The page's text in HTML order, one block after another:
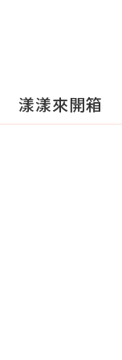
漾漾來開箱